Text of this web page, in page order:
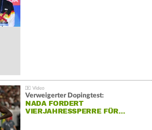
Verweigerter Dopingtest:
NADA FORDERT
VIERJAHRESSPERRE FÜR…